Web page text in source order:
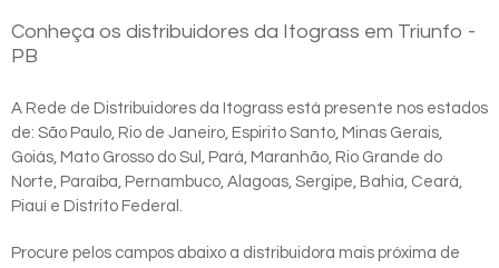
Conheça os distribuidores da Itograss em Triunfo -
PB
A Rede de Distribuidores da Itograss está presente nos estados
de: São Paulo, Rio de Janeiro, Espirito Santo, Minas Gerais,
Goiás, Mato Grosso do Sul, Pará, Maranhão, Rio Grande do
Norte, Paraíba, Pernambuco, Alagoas, Sergipe, Bahia, Ceará,
Piauí e Distrito Federal.
Procure pelos campos abaixo a distribuidora mais próxima de